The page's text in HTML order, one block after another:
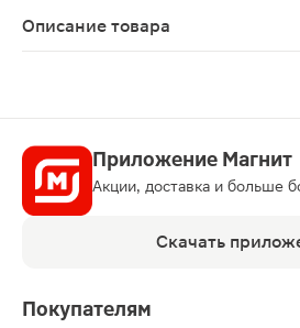
Описание товара
Приложение Магнит
Акции, доставка и больше
Скачать
Покупателям